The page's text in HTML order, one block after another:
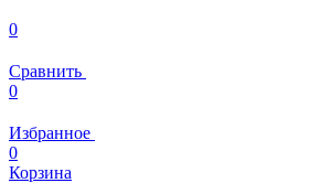
0
Сравнить
0
Избранное
0
Корзина